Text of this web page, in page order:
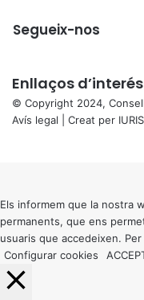
Segueix-nos
Enllaços d’interés
© Copyright 2024,
Avís legal | Creat per
button
Els informem que la nostra
permanents, que ens
usuaris que accedeixen.
Configurar cookies